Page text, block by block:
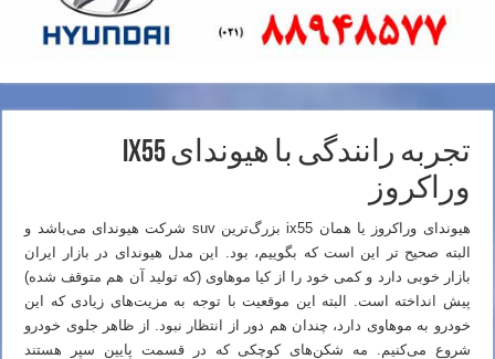
تجربه رانندگی با هیوندای ix55
وراکروز
هیوندای وراکروز یا همان ix55 بزرگ‌ترین suv شرکت هیوندای می‌باشد و
البته صحیح تر این است که بگوییم، بود. این مدل هیوندای در بازار ایران
بازار خوبی دارد و کمی خود را از کیا موهاوی (که تولید آن هم متوقف شده)
پیش انداخته است. البته این موقعیت با توجه به مزیت‌های زیادی که این
خودرو به موهاوی دارد، چندان هم دور از انتظار نبود. از ظاهر جلوی خودرو
شروع می‌کنیم. مه شکن‌های کوچکی که در قسمت پایین سپر هستند